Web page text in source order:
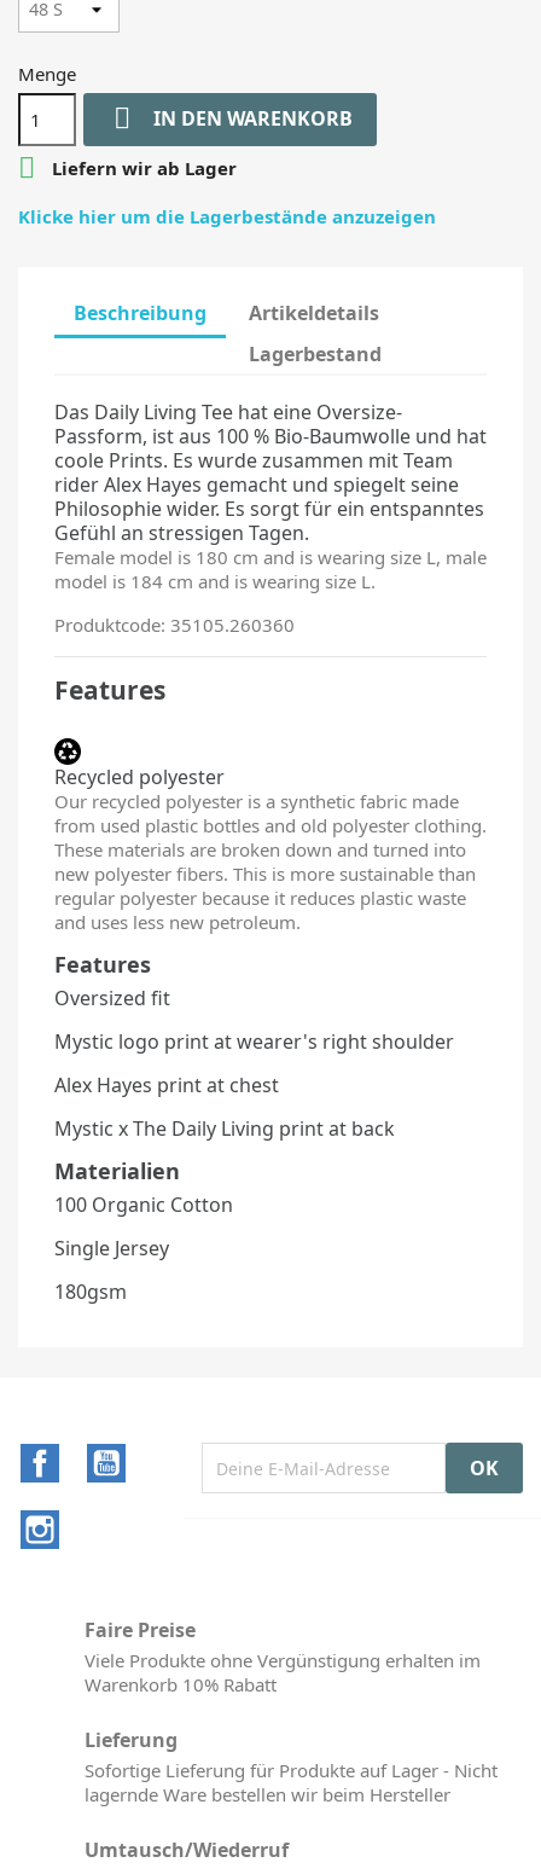
Menge
 IN DEN WARENKORB

Liefern wir ab Lager
Klicke hier um die Lagerbestände anzuzeigen
Beschreibung
Artikeldetails
Lagerbestand
Das Daily Living Tee hat eine Oversize-
Passform, ist aus 100 % Bio-Baumwolle und hat
coole Prints. Es wurde zusammen mit Team
rider Alex Hayes gemacht und spiegelt seine
Philosophie wider. Es sorgt für ein entspanntes
Gefühl an stressigen Tagen.
Female model is 180 cm and is wearing size L, male
model is 184 cm and is wearing size L.
Produktcode: 35105.260360
Features
Recycled polyester
Our recycled polyester is a synthetic fabric made
from used plastic bottles and old polyester clothing.
These materials are broken down and turned into
new polyester fibers. This is more sustainable than
regular polyester because it reduces plastic waste
and uses less new petroleum.
Features
Oversized fit
Mystic logo print at wearer's right shoulder
Alex Hayes print at chest
Mystic x The Daily Living print at back
Materialien
100 Organic Cotton
Single Jersey
180gsm
Facebook
Faire Preise
Viele Produkte ohne Vergünstigung erhalten im
Warenkorb 10% Rabatt
Lieferung
Sofortige Lieferung für Produkte auf Lager - Nicht
lagernde Ware bestellen wir beim Hersteller
Umtausch/Wiederruf